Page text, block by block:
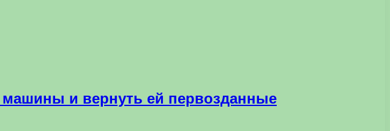
машины и вернуть ей первозданные